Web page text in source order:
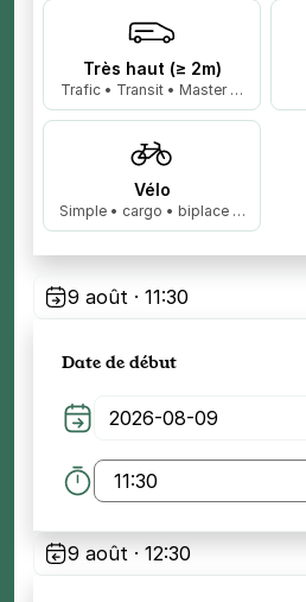
Très haut (≥ 2m)
Trafic • Transit • Master …
Vélo
Simple • cargo • biplace …
9 août · 11:30
Date de début
9 août · 12:30